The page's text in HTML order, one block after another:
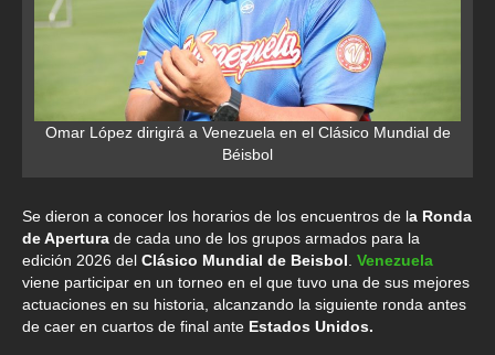
Omar López dirigirá a Venezuela en el Clásico Mundial de
Béisbol
Se dieron a conocer los horarios de los encuentros de la Ronda
de Apertura de cada uno de los grupos armados para la
edición 2026 del Clásico Mundial de Beisbol Venezuela
viene participar en un torneo en el que tuvo una de sus mejores
actuaciones en su historia, alcanzando la siguiente ronda antes
de caer en cuartos de final ante Estados Unidos.